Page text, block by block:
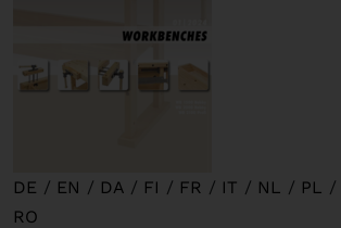
DE / EN / DA / FI / FR / IT / NL / PL /
RO